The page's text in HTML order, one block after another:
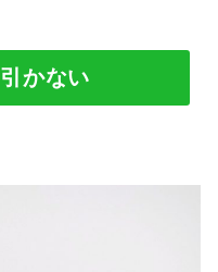
かない